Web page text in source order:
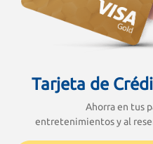
Tarjeta de
Ahorra en tus
entretenimientos y al